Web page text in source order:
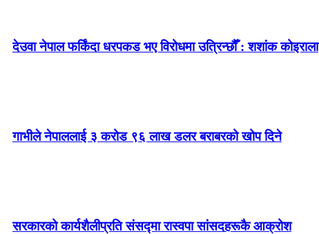
देउवा नेपाल फर्किंदा धरपकड भए विरोधमा उत्रिन्छौँ : शशांक कोइराला
गाभीले नेपाललाई ३ करोड ९६ लाख डलर बराबरको खोप दिने
सरकारको कार्यशैलीप्रति संसद्‍मा रास्वपा सांसदहरूकै आक्रोश